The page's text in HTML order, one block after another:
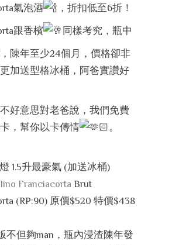
氣泡酒
，折扣低至6折！
跟香檳 同樣考究，瓶中
陳年至少24個月，價格卻非
加送型格冰桶，阿爸實讚好
好意思對老爸說，我們免費
，幫你以卡傳情
。
1.5升最豪氣 (加送冰桶)
Franciacorta Brut
(RP:90) 原價$520 特價$438
不但夠man，瓶內浸渣陳年發